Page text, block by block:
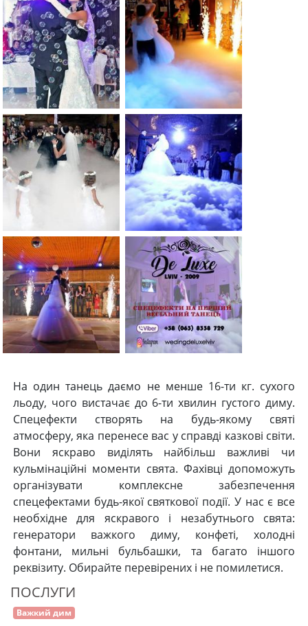
На один танець даємо не менше 16-ти кг. сухого
льоду, чого вистачає до 6-ти хвилин густого диму.
Спецефекти створять на будь-якому святі
атмосферу, яка перенесе вас у справді казкові світи.
Вони яскраво виділять найбільш важливі чи
кульмінаційні моменти свята. Фахівці допоможуть
організувати комплексне забезпечення
спецефектами будь-якої святкової події. У нас є все
необхідне для яскравого і незабутнього свята:
генератори важкого диму, конфеті, холодні
фонтани, мильні бульбашки, та багато іншого
реквізиту. Обирайте перевірених і не помилетися.
ПОСЛУГИ
Важкий дим